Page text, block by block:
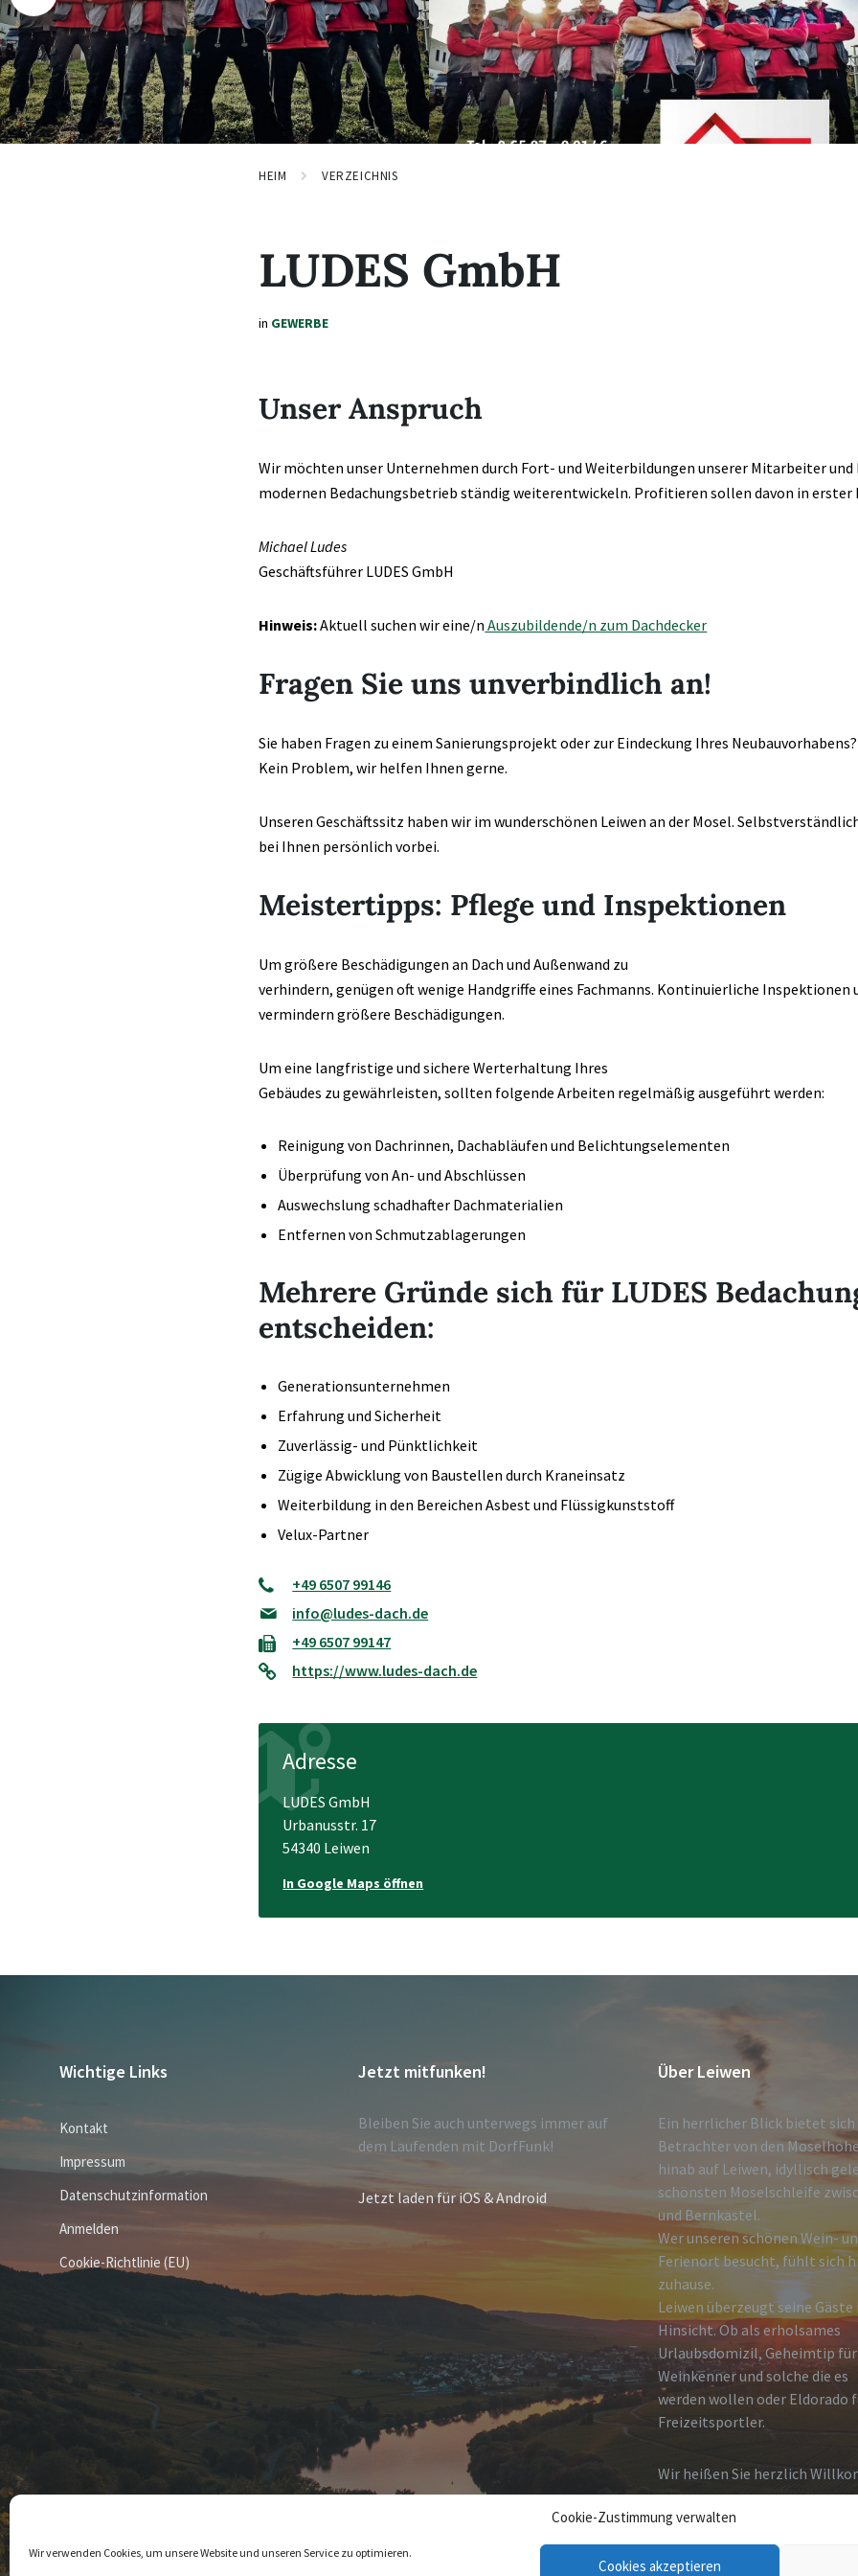
Cookie-Zustimmung verwalten
Wir verwenden Cookies, um unsere Website und unseren Service zu optimieren.
Cookies akzeptieren
HEIM VERZEICHNIS
LUDES GmbH
in GEWERBE
Unser Anspruch
Wir möchten unser Unternehmen durch Fort- und Weiterbildungen unserer Mitarbeiter
modernen Bedachungsbetrieb ständig weiterentwickeln. Profitieren sollen davon in erster
Michael Ludes
Geschäftsführer LUDES GmbH
Hinweis:Aktuell suchen wir eine/n Auszubildende/n zum Dachdecker
Fragen Sie uns unverbindlich an!
Sie haben Fragen zu einem Sanierungsprojekt oder zur Eindeckung Ihres Neubauvorhabens?
Kein Problem, wir helfen Ihnen gerne.
Unseren Geschäftssitz haben wir im wunderschönen Leiwen an der Mosel.
bei Ihnen persönlich vorbei.
Meistertipps: Pflege und Inspektionen
Um größere Beschädigungen an Dach und Außenwand zu
verhindern, genügen oft wenige Handgriffe eines Fachmanns. Kontinuierliche Inspektionen
vermindern größere Beschädigungen.
Um eine langfristige und sichere Werterhaltung Ihres
Gebäudes zu gewährleisten, sollten folgende Arbeiten regelmäßig ausgeführt werden:
Reinigung von Dachrinnen, Dachabläufen und Belichtungselementen
Überprüfung von An- und Abschlüssen
Auswechslung schadhafter Dachmaterialien
Entfernen von Schmutzablagerungen
Mehrere Gründe sich für LUDES
entscheiden:
Generationsunternehmen
Erfahrung und Sicherheit
Zuverlässig- und Pünktlichkeit
Zügige Abwicklung von Baustellen durch Kraneinsatz
Weiterbildung in den Bereichen Asbest und Flüssigkunststoff
Velux-Partner
+49 6507 99146
info@ludes-dach.de
+49 6507 99147
https://www.ludes-dach.de
Adresse
LUDES GmbH
Urbanusstr. 17
54340 Leiwen
In Google Maps öffnen
Wichtige Links
Kontakt
Impressum
Datenschutzinformation
Anmelden
Cookie-Richtlinie (EU)
Jetzt mitfunken!
Bleiben Sie auch unterwegs immer auf
dem Laufenden mit DorfFunk!
Jetzt laden für iOS & Android
Über Leiwen
Ein herrlicher Blick bietet sich
Betrachter von den
hinab auf Leiwen, idyllisch
schönsten Moselschleife
und Bernkastel.
Wer unseren schönen Wein-
Ferienort besucht, fühlt sich
zuhause.
Leiwen überzeugt seine Gäste
Hinsicht. Ob als erholsames
Urlaubsdomizil, Geheimtip für
Weinkenner und solche die es
werden wollen oder Eldorado
Freizeitsportler.
Wir heißen Sie herzlich